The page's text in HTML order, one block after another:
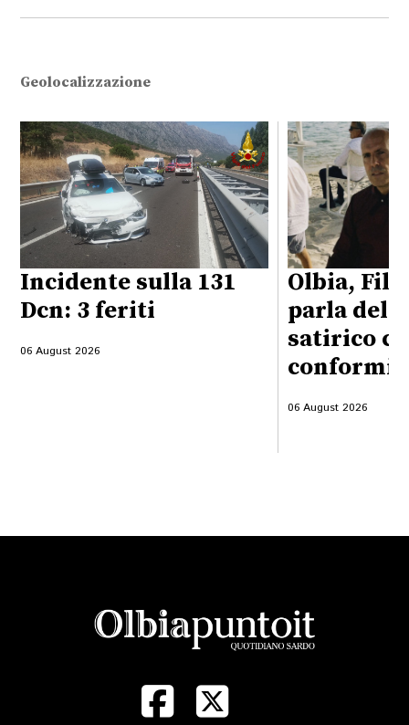
Geolocalizzazione
Incidente sulla 131
Dcn: 3 feriti
06 August 2026
Olbia,
parla del
satirico
06 August 2026